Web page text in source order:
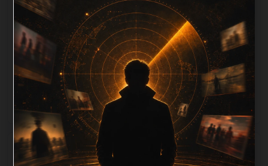
深度尽量控制在三次以内。正文维护时可按用户搜索路
径补充三类信息：入口是否稳定、同栏目还有哪些可继
续阅读、移动端打开时图片和摘要是否一致。每次新增
内容后同步检查标题、description、canonical、主题
图、alt、title和推荐链接，确保页面既能被搜索引擎理
解，也能让真实用户
相关问题与推荐